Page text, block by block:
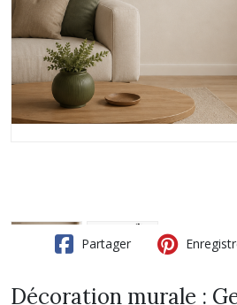
Partager
Décoration murale :